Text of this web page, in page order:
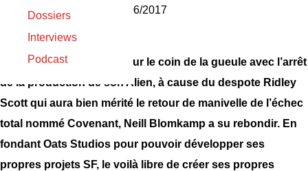
Dossiers
Interviews
Podcast
Nicolas Gilli 15/06/2017
S’il a pris un vilain coup sur le coin de la gueule avec l’arrêt
de la production de son Alien, à cause du despote Ridley
Scott qui aura bien mérité le retour de manivelle de l’échec
total nommé Covenant, Neill Blomkamp a su rebondir. En
fondant Oats Studios pour pouvoir développer ses
propres projets SF, le voilà libre de créer ses propres